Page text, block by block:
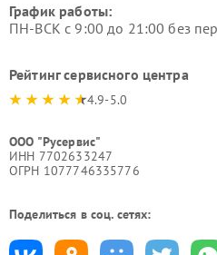
График работы:
ПН-ВСК с 9:00 до 21:00 без
Рейтинг сервисного центра
4.9-5.0
ООО "Русервис"
ИНН 7702633247
ОГРН 1077746335776
Поделиться в соц. сетях: